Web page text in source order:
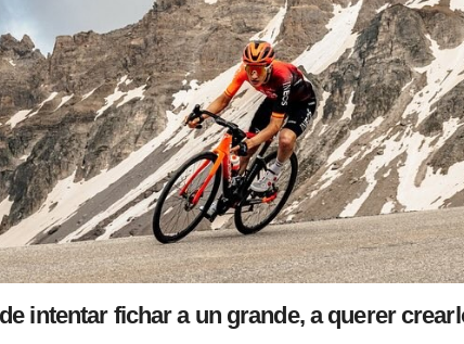
intentar fichar a un grande, a querer